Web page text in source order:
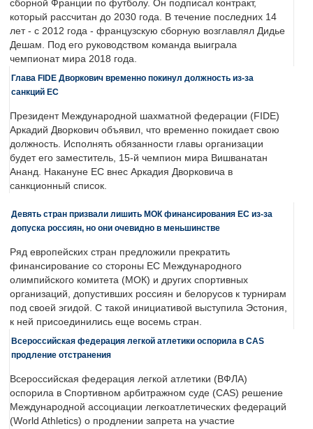
сборной Франции по футболу. Он подписал контракт,
который рассчитан до 2030 года. В течение последних 14
лет - с 2012 года - французскую сборную возглавлял Дидье
Дешам. Под его руководством команда выиграла
чемпионат мира 2018 года.
Глава FIDE Дворкович временно покинул должность из-за
санкций ЕС
Президент Международной шахматной федерации (FIDE)
Аркадий Дворкович объявил, что временно покидает свою
должность. Исполнять обязанности главы организации
будет его заместитель, 15-й чемпион мира Вишванатан
Ананд. Накануне ЕС внес Аркадия Дворковича в
санкционный список.
Девять стран призвали лишить МОК финансирования ЕС из-за
допуска россиян, но они очевидно в меньшинстве
Ряд европейских стран предложили прекратить
финансирование со стороны ЕС Международного
олимпийского комитета (МОК) и других спортивных
организаций, допустивших россиян и белорусов к турнирам
под своей эгидой. С такой инициативой выступила Эстония,
к ней присоединились еще восемь стран.
Всероссийская федерация легкой атлетики оспорила в CAS
продление отстранения
Всероссийская федерация легкой атлетики (ВФЛА)
оспорила в Спортивном арбитражном суде (CAS) решение
Международной ассоциации легкоатлетических федераций
(World Athletics) о продлении запрета на участие